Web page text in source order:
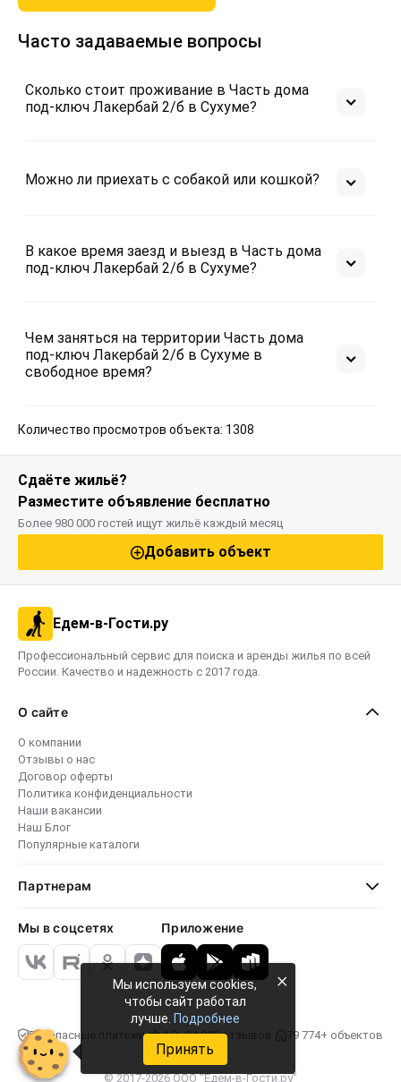
Часто задаваемые вопросы
Сколько стоит проживание в Часть дома
под-ключ Лакербай 2/б в Сухуме?
Можно ли приехать с собакой или кошкой?
В какое время заезд и выезд в Часть дома
под-ключ Лакербай 2/б в Сухуме?
Чем заняться на территории Часть дома
под-ключ Лакербай 2/б в Сухуме в
свободное время?
Количество просмотров объекта: 1308
Сдаёте жильё?
Разместите объявление бесплатно
Более 980 000 гостей ищут жильё каждый месяц
Добавить объект
Едем-в-Гости.ру
Профессиональный сервис для поиска и аренды жилья по всей
России. Качество и надежность с 2017 года.
О сайте
О компании
Отзывы о нас
Договор оферты
Политика конфиденциальности
Наши вакансии
Наш Блог
Популярные каталоги
Партнерам
Мы в соцсетях Приложение
Безопасные платежи 4.8 · 24 000 отзывов 79 774+ объектов
© 2017-2026 ООО "Едем-в-Гости.ру"
Мы используем cookies,
чтобы сайт работал
лучше. Подробнее
×
Принять